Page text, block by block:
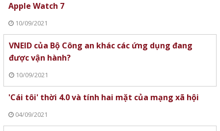
Apple Watch 7
10/09/2021
VNEID của Bộ Công an khác các ứng dụng đang
được vận hành?
10/09/2021
'Cái tôi' thời 4.0 và tính hai mặt của mạng xã hội
04/09/2021